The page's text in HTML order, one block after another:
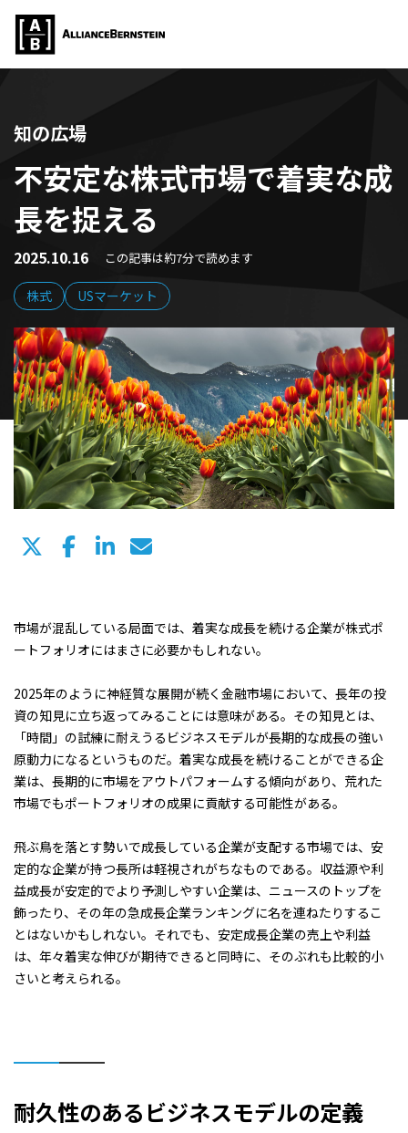
知の広場
不安定な株式市場で着実な成
長を捉える
2025.10.16 この記事は約7分で読めます
株式 USマーケット
市場が混乱している局面では、着実な成長を続ける企業が株式ポ
ートフォリオにはまさに必要かもしれない。
2025年のように神経質な展開が続く金融市場において、長年の投
資の知見に立ち返ってみることには意味がある。その知見とは、
「時間」の試練に耐えうるビジネスモデルが長期的な成長の強い
原動力になるというものだ。着実な成長を続けることができる企
業は、長期的に市場をアウトパフォームする傾向があり、荒れた
市場でもポートフォリオの成果に貢献する可能性がある。
飛ぶ鳥を落とす勢いで成長している企業が支配する市場では、安
定的な企業が持つ長所は軽視されがちなものである。収益源や利
益成長が安定的でより予測しやすい企業は、ニュースのトップを
飾ったり、その年の急成長企業ランキングに名を連ねたりするこ
とはないかもしれない。それでも、安定成長企業の売上や利益
は、年々着実な伸びが期待できると同時に、そのぶれも比較的小
さいと考えられる。
耐久性のあるビジネスモデルの定義